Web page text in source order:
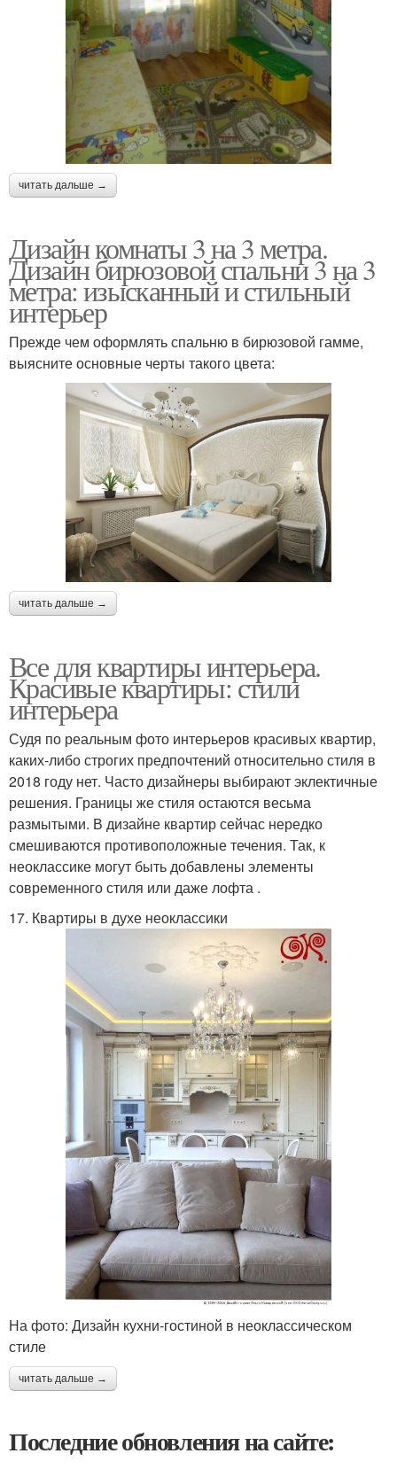
читать дальше →
Дизайн комнаты 3 на 3 метра.
Дизайн бирюзовой спальни 3 на 3
метра: изысканный и стильный
интерьер
Прежде чем оформлять спальню в бирюзовой гамме,
выясните основные черты такого цвета:
читать дальше →
Все для квартиры интерьера.
Красивые квартиры: стили
интерьера
Судя по реальным фото интерьеров красивых квартир,
каких-либо строгих предпочтений относительно стиля в
2018 году нет. Часто дизайнеры выбирают эклектичные
решения. Границы же стиля остаются весьма
размытыми. В дизайне квартир сейчас нередко
смешиваются противоположные течения. Так, к
неоклассике могут быть добавлены элементы
современного стиля или даже лофта .
17. Квартиры в духе неоклассики
На фото: Дизайн кухни-гостиной в неоклассическом
стиле
читать дальше →
Последние обновления на сайте: